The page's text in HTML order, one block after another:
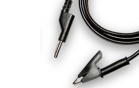
také indikátory zvolené paměti, indikaci CC,